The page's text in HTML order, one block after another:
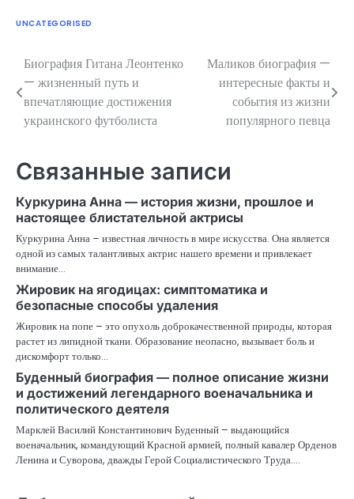
UNCATEGORISED
Навигация
по
записям
Биография Гитана Леонтенко
— жизненный путь и
впечатляющие достижения
украинского футболиста
Маликов биография —
интересные факты и
события из жизни
популярного певца
Связанные записи
Куркурина Анна — история жизни, прошлое и
настоящее блистательной актрисы
Куркурина Анна – известная личность в мире искусства. Она является
одной из самых талантливых актрис нашего времени и привлекает
внимание…
Жировик на ягодицах: симптоматика и
безопасные способы удаления
Жировик на попе – это опухоль доброкачественной природы, которая
растет из липидной ткани. Образование неопасно, вызывает боль и
дискомфорт только…
Буденный биография — полное описание жизни
и достижений легендарного военачальника и
политического деятеля
Марклей Василий Константинович Буденный – выдающийся
военачальник, командующий Красной армией, полный кавалер Орденов
Ленина и Суворова, дважды Герой Социалистического Труда.…